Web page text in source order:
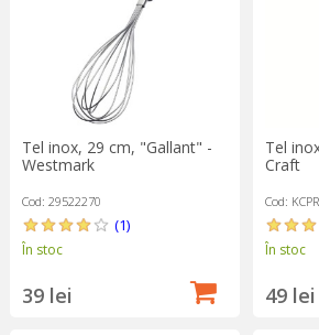
Tel inox, 29 cm, "Gallant" -
Westmark
Cod: 29522270
(1)
În stoc
39 lei
Tel
Craft
Cod:
În stoc
49 lei